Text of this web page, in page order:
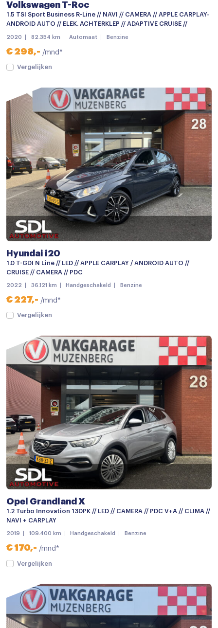
Volkswagen T-Roc
1.5 TSI Sport Business R-Line // NAVI // CAMERA // APPLE CARPLAY-
ANDROID AUTO // ELEK. ACHTERKLEP // ADAPTIVE CRUISE //
2020 82.354 km Automaat Benzine
€ 298,- /mnd*
Vergelijken
Hyundai i20
1.0 T-GDI N Line // LED // APPLE CARPLAY / ANDROID AUTO //
CRUISE // CAMERA // PDC
2022 36.121 km Handgeschakeld Benzine
€ 227,- /mnd*
Vergelijken
Opel Grandland X
1.2 Turbo Innovation 130PK // LED // CAMERA // PDC V+A // CLIMA //
NAVI + CARPLAY
2019 109.400 km Handgeschakeld Benzine
€ 170,- /mnd*
Vergelijken